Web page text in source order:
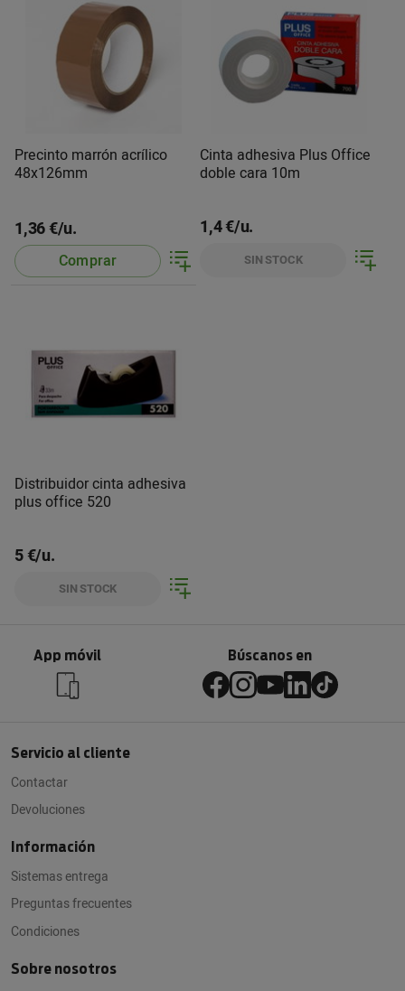
Precinto marrón acrílico
48x126mm
1,36 €/u.
Comprar
Cinta adhesiva Plus Office
doble cara 10m
1,4 €/u.
SIN STOCK
Distribuidor cinta adhesiva
plus office 520
5 €/u.
SIN STOCK
App móvil Búscanos en
Servicio al cliente
Contactar
Devoluciones
Información
Sistemas entrega
Preguntas frecuentes
Condiciones
Sobre nosotros